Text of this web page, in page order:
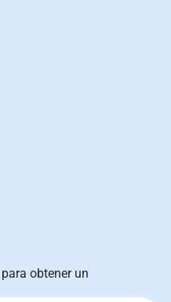
obtener un